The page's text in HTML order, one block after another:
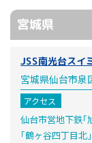
宮城県
JSS南光台スイ
宮城県仙台市
アクセス
仙台市営地下鉄｢
｢鶴ヶ谷四丁目北